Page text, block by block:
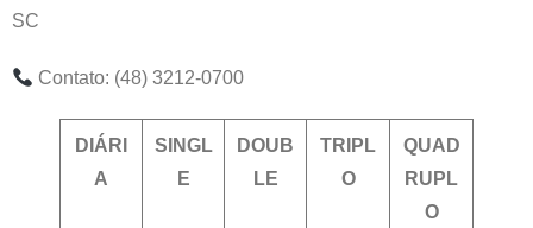
SC
Contato: (48) 3212-0700
DIÁRI
A
SINGL
E
DOUB
LE
TRIPL
O
QUAD
RUPL
O